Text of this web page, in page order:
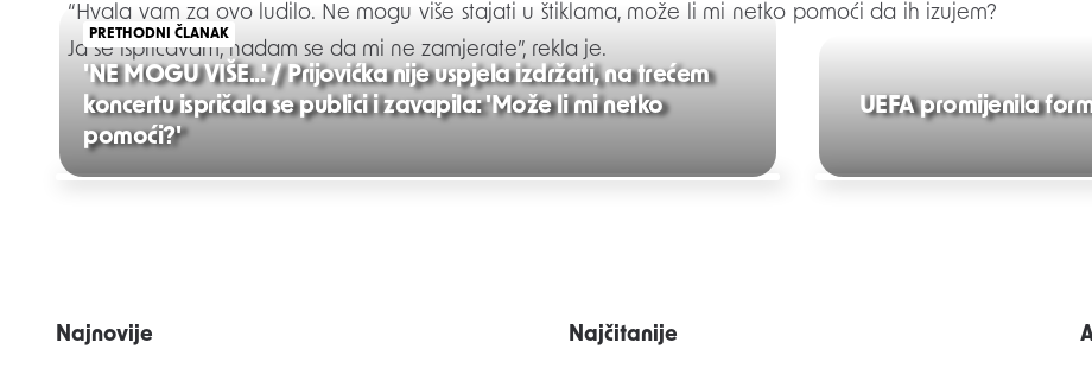
“Hvala vam za ovo ludilo. Ne mogu više stajati u štiklama, može li mi netko pomoći da ih izujem?
Ja se ispričavam, nadam se da mi ne zamjerate”, rekla je.
Post
PRETHODNI ČLANAK
'NE MOGU VIŠE...' / Prijovićka nije uspjela izdržati, na trećem
koncertu ispričala se publici i zavapila: 'Može li mi netko
pomoći?'
UEFA promijenila
Najnovije Najčitanije